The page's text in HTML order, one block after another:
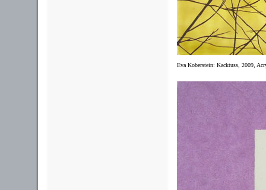
Eva Koberstein: Kacktuss, 2009,